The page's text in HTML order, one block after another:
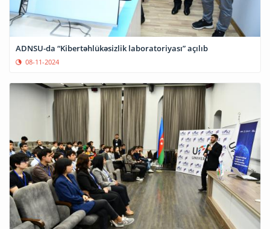
ADNSU-da “Kibertəhlükəsizlik laboratoriyası” açılıb
08-11-2024